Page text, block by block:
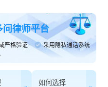
律师平台
严格验证 采用隐私通话系统
如何选择